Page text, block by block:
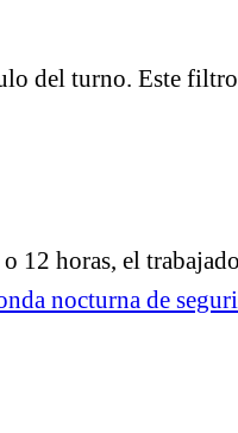
del turno. Este
12 horas, el
nocturna de